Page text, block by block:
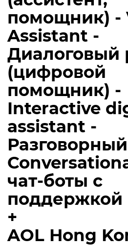
помощник) -
Assistant -
Диалоговый
(цифровой
помощник) -
Interactive
assistant -
чат-боты с
поддержкой
+
AOL Hong